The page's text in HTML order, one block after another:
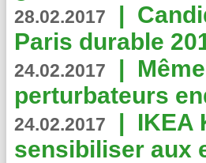
28.02.2017 |
Paris durable
24.02.2017 |
perturbateurs
24.02.2017 | IKEA
sensibiliser aux